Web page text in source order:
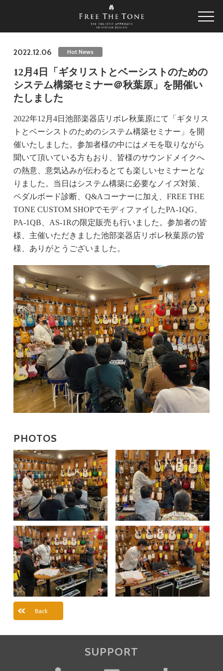
2022.12.06 Hot News
12月4日「ギタリストとベーシストのための
システム構築セミナー＠秋葉原」を開催い
たしました
2022年12月4日池部楽器店リボレ秋葉原にて「ギタリス
トとベーシストのためのシステム構築セミナー」を開
催いたしました。参加者様の中にはメモを取りながら
聞いて頂いている方もおり、皆様のサウンドメイクへ
の熱意、意気込みが伝わるとても楽しいセミナーとな
りました。当日はシステム構築に必要なノイズ対策、
ペダルボード診断、Q&Aコーナーに加え、FREE THE
TONE CUSTOM SHOPでモディファイしたPA-1QG、
PA-1QB、AS-1Rの限定販売も行いました。参加者の皆
様、主催いただきました池部楽器店リボレ秋葉原の皆
様、ありがとうございました。
PHOTOS
Back
SUPPORT